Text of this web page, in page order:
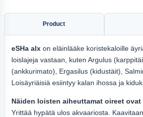
Product
eSHa alx on eläinlääke koristekaloille
loislajeja vastaan, kuten Argulus
(ankkurimato), Ergasilus (kidustäit),
Loisäyriäisiä esiintyy kalan ihossa ja
Näiden loisten aiheuttamat oireet
Yrittää hypätä ulos akvaariosta.